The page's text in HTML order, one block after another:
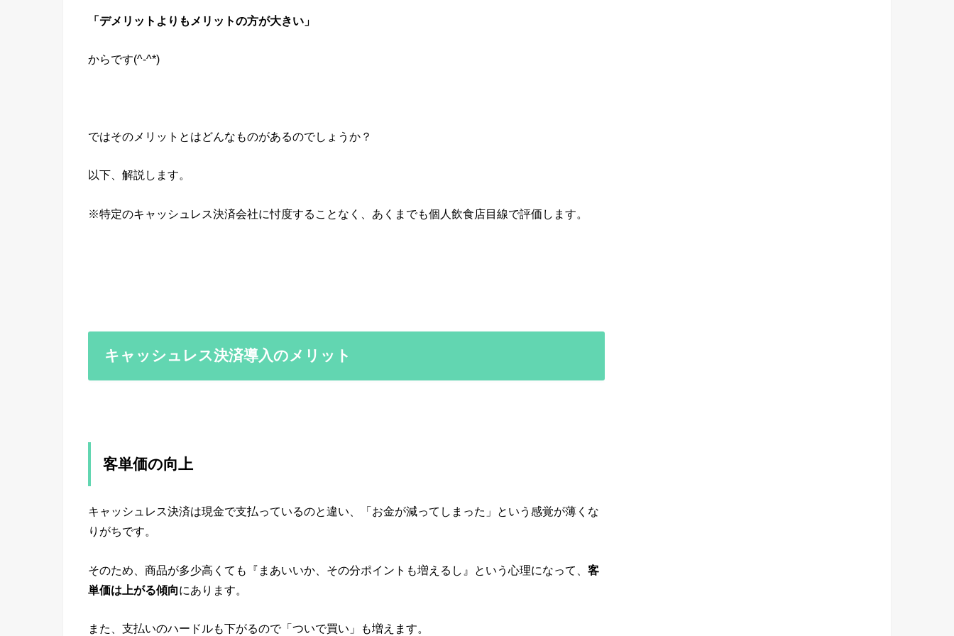
「デメリットよりもメリットの方が大きい」
からです(^-^*)
ではそのメリットとはどんなものがあるのでしょうか？
以下、解説します。
※特定のキャッシュレス決済会社に忖度することなく、あくまでも個人飲食店目線で評価します。
キャッシュレス決済導入のメリット
客単価の向上
キャッシュレス決済は現金で支払っているのと違い、「お金が減ってしまった」という感覚が薄くな
りがちです。
そのため、商品が多少高くても『まあいいか、その分ポイントも増えるし』という心理になって、 客
単価は上がる傾向にあります。
また、支払いのハードルも下がるので「ついで買い」も増えます。